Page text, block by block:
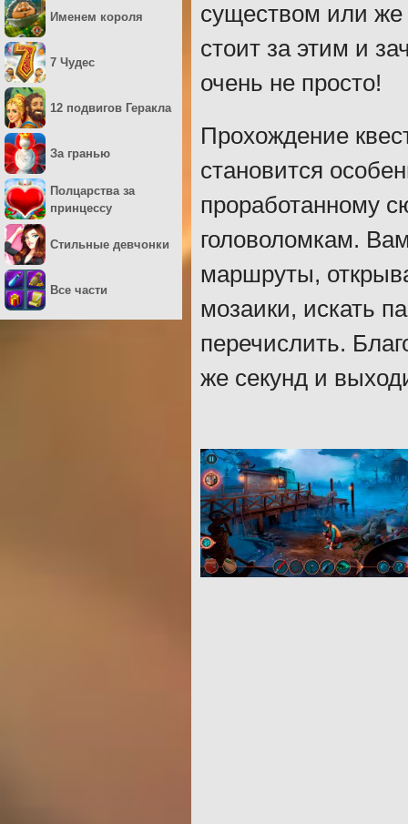
существом или же
стоит за этим и
очень не просто!
Прохождение
становится
проработанному
головоломкам.
маршруты,
мозаики, искать
перечислить.
же секунд и
Именем короля
7 Чудес
12 подвигов Геракла
За гранью
Полцарства за
принцессу
Стильные девчонки
Все части